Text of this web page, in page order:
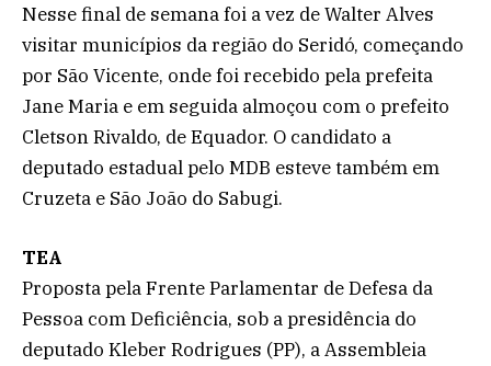
Nesse final de semana foi a vez de Walter Alves
visitar municípios da região do Seridó, começando
por São Vicente, onde foi recebido pela prefeita
Jane Maria e em seguida almoçou com o prefeito
Cletson Rivaldo, de Equador. O candidato a
deputado estadual pelo MDB esteve também em
Cruzeta e São João do Sabugi.
TEA
Proposta pela Frente Parlamentar de Defesa da
Pessoa com Deficiência, sob a presidência do
deputado Kleber Rodrigues (PP), a Assembleia